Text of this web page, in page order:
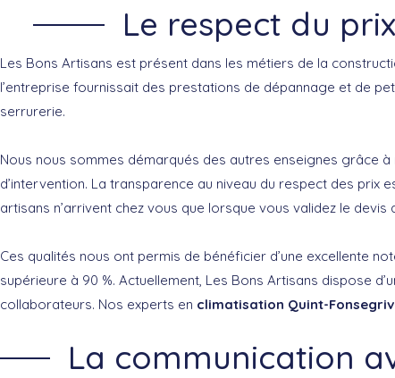
Le respect du
Les Bons Artisans est présent dans les métiers de la
l’entreprise fournissait des prestations de dépannage et de
serrurerie.
Nous nous sommes démarqués des autres enseignes grâce
d’intervention. La transparence au niveau du respect des prix
artisans n’arrivent chez vous que lorsque vous validez le
Ces qualités nous ont permis de bénéficier d’une excellente
supérieure à 90 %. Actuellement, Les Bons Artisans dispose
collaborateurs. Nos experts en climatisation Quint-
La communication